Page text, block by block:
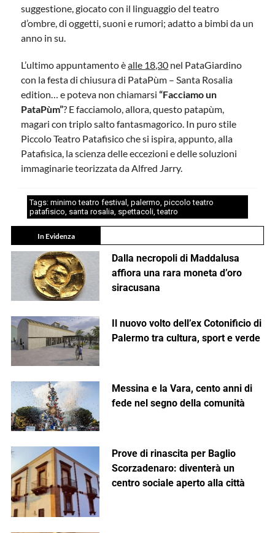
suggestione, giocato con il linguaggio del teatro
d’ombre, di oggetti, suoni e rumori; adatto a bimbi da un
anno in su.
L’ultimo appuntamento èalle 18,30 nel PataGiardino
con la festa di chiusura di PataPùm – Santa Rosalia
edition… e poteva non chiamarsi“Facciamo un
PataPùm”? E facciamolo, allora, questo patapùm,
magari con triplo salto fantasmagorico. In puro stile
Piccolo Teatro Patafisico che si ispira, appunto, alla
Patafisica, la scienza delle eccezioni e delle soluzioni
immaginarie teorizzata da Alfred Jarry.
Tags: minimo teatro festival , palermo, piccolo teatro
patafisico, santa rosalia, spettacoli,teatro
In Evidenza
Dalla necropoli di Maddalusa
affiora una rara moneta d’oro
siracusana
Il nuovo volto dell’ex Cotonificio di
Palermo tra cultura, sport e verde
Messina e la Vara, cento anni di
fede nel segno della comunità
Prove di rinascita per Baglio
Scorzadenaro: diventerà un
centro sociale aperto alla città